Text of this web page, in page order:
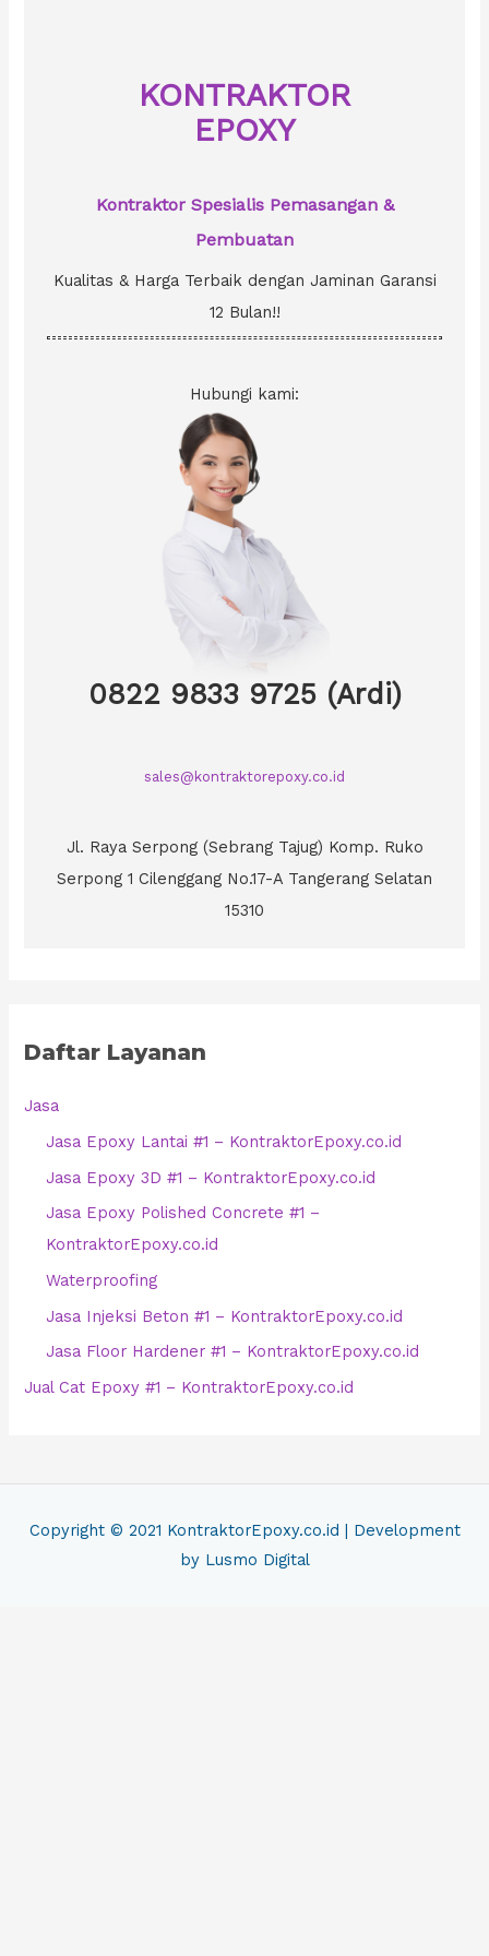
KONTRAKTOR
EPOXY
Kontraktor Spesialis Pemasangan &
Pembuatan
Kualitas & Harga Terbaik dengan Jaminan Garansi
12 Bulan!!
Hubungi kami:
0822 9833 9725 (Ardi)
sales@kontraktorepoxy.co.id
Jl. Raya Serpong (Sebrang Tajug) Komp. Ruko
Serpong 1 Cilenggang No.17-A Tangerang Selatan
15310
Daftar Layanan
Jasa
Jasa Epoxy Lantai #1 – KontraktorEpoxy.co.id
Jasa Epoxy 3D #1 – KontraktorEpoxy.co.id
Jasa Epoxy Polished Concrete #1 –
KontraktorEpoxy.co.id
Waterproofing
Jasa Injeksi Beton #1 – KontraktorEpoxy.co.id
Jasa Floor Hardener #1 – KontraktorEpoxy.co.id
Jual Cat Epoxy #1 – KontraktorEpoxy.co.id
Copyright © 2021 KontraktorEpoxy.co.id | Development
by Lusmo Digital